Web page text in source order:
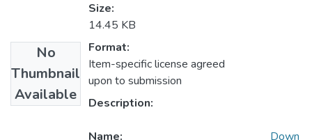
No
Thumbnail
Available
Size:
14.45 KB
Format:
Item-specific license agreed
upon to submission
Description:
Name: Down